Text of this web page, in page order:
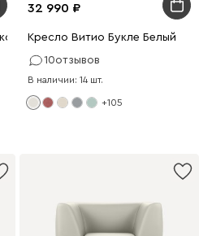
32 990
Кресло Витио Букле Белый
10отзывов
В наличии: 14 шт.
+105